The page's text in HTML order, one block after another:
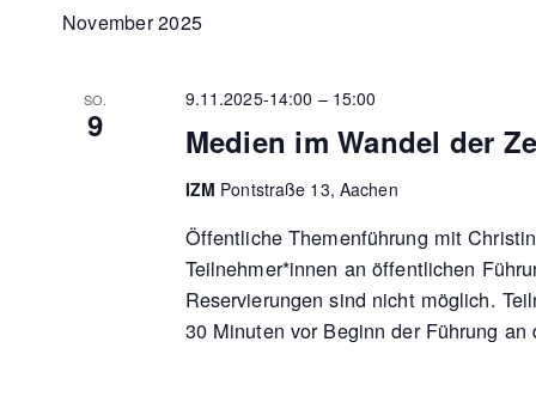
November 2025
SO.
9 Medien im Wandel der
9.11.2025-14:00 – 15:00
IZM Pontstraße 13, Aachen
Öffentliche Themenführung mit
Teilnehmer*innen an öffentlichen
Reservierungen sind nicht möglich.
30 Minuten vor Beginn der Führung